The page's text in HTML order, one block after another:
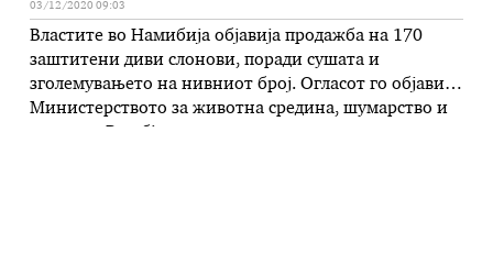
03/12/2020 09:03
Властите во Намибија објавија продажба на 170
заштитени диви слонови, поради сушата и
зголемувањето на нивниот број. Огласот го објави
Министерството за животна средина, шумарство и